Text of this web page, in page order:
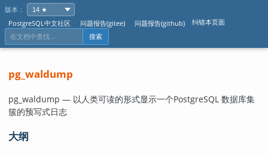
版本：
PostgreSQL中文社区
问题报告(gitee) 问题报告(github) 纠错本页面
搜索
pg_waldump
pg_waldump — 以人类可读的形式显示一个PostgreSQL 数据库集
簇的预写式日志
大纲